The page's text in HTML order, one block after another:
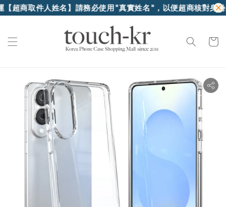
取件人姓名】請務必使用"真實姓名"，以便超商核對身份證件